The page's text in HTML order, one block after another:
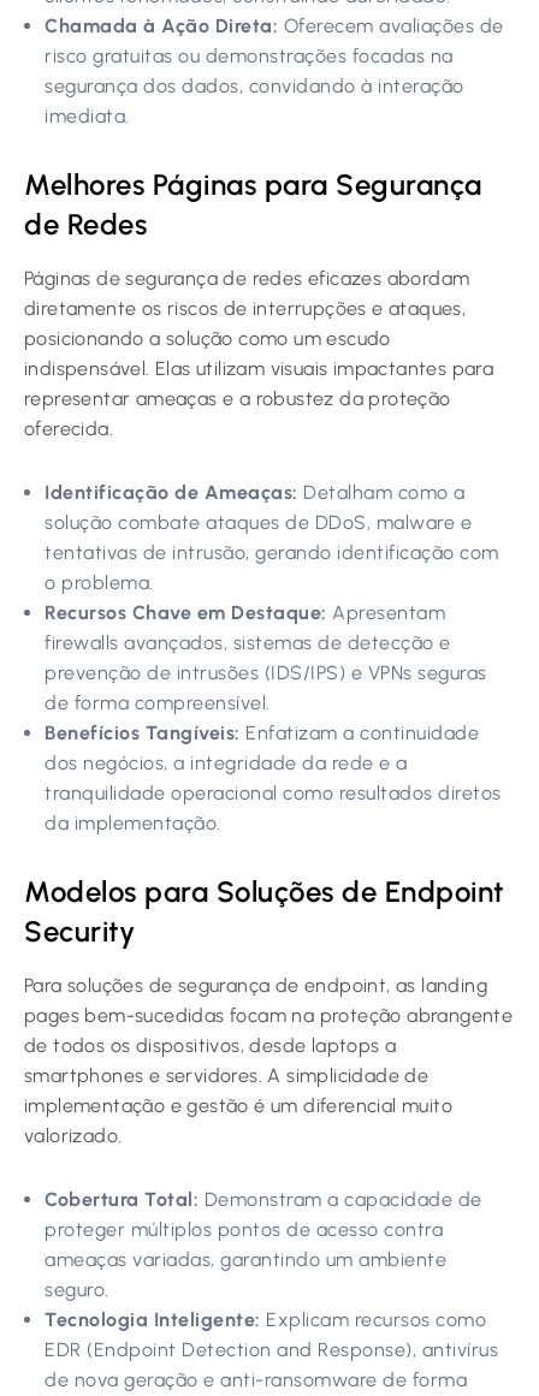
Chamada à Ação Direta: Oferecem avaliações de
risco gratuitas ou demonstrações focadas na
segurança dos dados, convidando à interação
imediata.
Melhores Páginas para Segurança
de Redes
Páginas de segurança de redes eficazes abordam
diretamente os riscos de interrupções e ataques,
posicionando a solução como um escudo
indispensável. Elas utilizam visuais impactantes para
representar ameaças e a robustez da proteção
oferecida.
Identificação de Ameaças: Detalham como a
solução combate ataques de DDoS, malware e
tentativas de intrusão, gerando identificação com
o problema.
Recursos Chave em Destaque: Apresentam
firewalls avançados, sistemas de detecção e
prevenção de intrusões (IDS/IPS) e VPNs seguras
de forma compreensível.
Benefícios Tangíveis: Enfatizam a continuidade
dos negócios, a integridade da rede e a
tranquilidade operacional como resultados diretos
da implementação.
Modelos para Soluções de Endpoint
Security
Para soluções de segurança de endpoint, as landing
pages bem-sucedidas focam na proteção abrangente
de todos os dispositivos, desde laptops a
smartphones e servidores. A simplicidade de
implementação e gestão é um diferencial muito
valorizado.
Cobertura Total: Demonstram a capacidade de
proteger múltiplos pontos de acesso contra
ameaças variadas, garantindo um ambiente
seguro.
Tecnologia Inteligente: Explicam recursos como
EDR (Endpoint Detection and Response), antivírus
de nova geração e anti-ransomware de forma